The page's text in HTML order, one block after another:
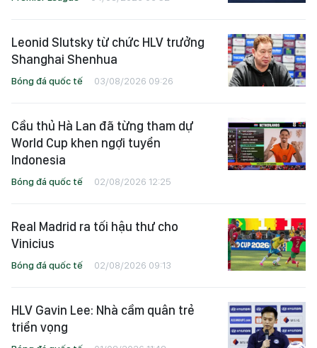
Leonid Slutsky từ chức HLV trưởng
Shanghai Shenhua
Bóng đá quốc tế 03/08/2026 09:26
Cầu thủ Hà Lan đã từng tham dự
World Cup khen ngợi tuyển
Indonesia
Bóng đá quốc tế 02/08/2026 12:25
Real Madrid ra tối hậu thư cho
Vinicius
Bóng đá quốc tế 02/08/2026 09:13
HLV Gavin Lee: Nhà cầm quân trẻ
triển vọng